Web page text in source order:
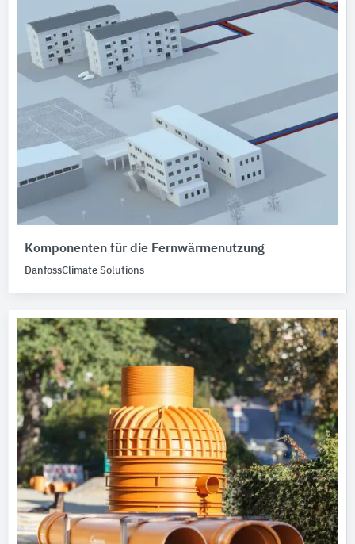
Komponenten für die Fernwärmenutzung
DanfossClimate Solutions